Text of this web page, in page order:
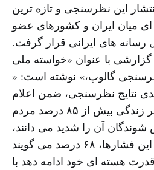
این نظرسنجی و تازه ترین
میان ایران و کشورهای عضو
استقبال رسانه های ایرانی قرار گرفت.
گزارشی با عنوان «خواسته ملی
گالوپ،» نوشته است: «
نتایج نظرسنجی، ضمن اعلام
تاثیر داشتن تحریم ها بر زندگی بیش از ۸۵ درصد مردم
پرسش شوندگان آن را شدید می دانند،
نوشته است: با وجود این فشارها، ۶۸ درصد می گویند
هسته ای خود ادامه دهد با